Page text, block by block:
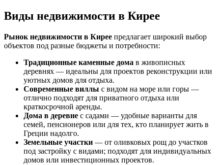
Виды недвижимости в Кирее
Рынок недвижимости в Кирее предлагает широкий выбор
объектов под разные бюджеты и потребности:
Традиционные каменные дома в живописных
деревнях — идеальны для проектов реконструкции или
уютных домов для отдыха.
Современные виллы с видом на море или горы —
отлично подходят для приватного отдыха или
краткосрочной аренды.
Дома в деревне с садами — удобные варианты для
семей, пенсионеров или для тех, кто планирует жить в
Греции надолго.
Земельные участки — от оливковых рощ до участков
под застройку с видами; подходят для индивидуальных
домов или инвестиционных проектов.